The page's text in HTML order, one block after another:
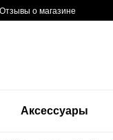
Отзывы о магазине
Аксессуары